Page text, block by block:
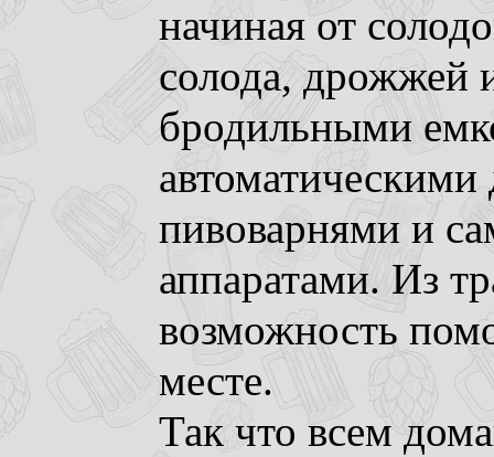
начиная от
солода, дрожжей
бродильными
пивоварнями и
аппаратами. Из
возможность
месте.
Так что всем